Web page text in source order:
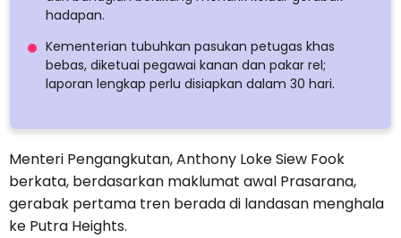
hadapan.
Kementerian tubuhkan pasukan petugas khas
bebas, diketuai pegawai kanan dan pakar rel;
laporan lengkap perlu disiapkan dalam 30 hari.
Menteri Pengangkutan, Anthony Loke Siew Fook
berkata, berdasarkan maklumat awal Prasarana,
gerabak pertama tren berada di landasan menghala
ke Putra Heights.